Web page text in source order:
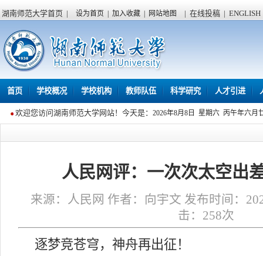
湖南师范大学首页 | 设为首页 加入收藏 网站地图 | 在线投稿 | ENGLISH
首页 学校概况 学校机构 教师队伍 科学研究 人才引进
欢迎您访问湖南师范大学网站！今天是： 2026年8月8日 星期六 丙午年六月
人民网评：一次次太空出
来源：人民网 作者：向宇文 发布时间：
击： 258次
逐梦竞苍穹，神舟再出征！